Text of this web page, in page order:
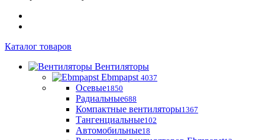
Каталог товаров
Вентиляторы
Ebmpapst 4037
Осевые1850
Радиальные688
Компактные вентиляторы1367
Тангенциальные102
Автомобильные18